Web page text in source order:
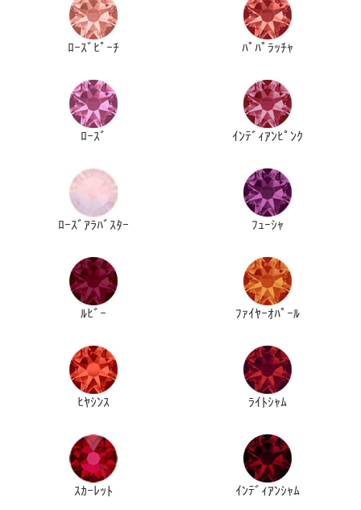
ﾛｰｽﾞﾋﾟｰﾁ ﾊﾟﾊﾟﾗｯﾁｬ
ﾛｰｽﾞ ｲﾝﾃﾞｨｱﾝﾋﾟﾝｸ
ﾛｰｽﾞｱﾗﾊﾞｽﾀｰ ﾌｭｰｼｬ
ﾙﾋﾞｰ ﾌｧｲﾔｰｵﾊﾟｰﾙ
ﾋﾔｼﾝｽ ﾗｲﾄｼｬﾑ
ｽｶｰﾚｯﾄ ｲﾝﾃﾞｨｱﾝｼｬﾑ